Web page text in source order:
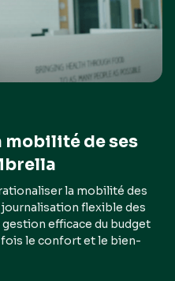
mobilité de ses
la mobilité des
flexible des
efficace du budget
le confort et le bien-